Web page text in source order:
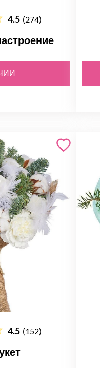
4.5 (274)
4.5 (152)